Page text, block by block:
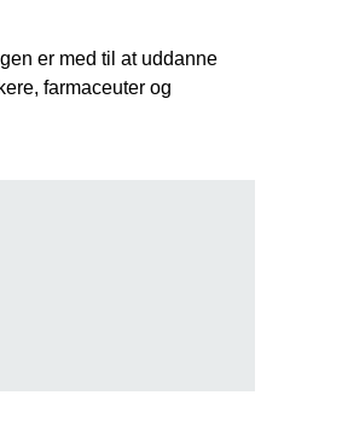
er med til at uddanne
farmaceuter og